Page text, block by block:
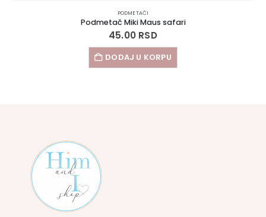
PODMETAČI
Podmetač Miki Maus safari
45.00 RSD
DODAJ U KORPU